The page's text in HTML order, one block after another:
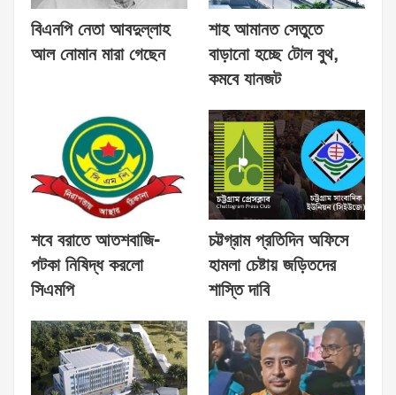
বিএনপি নেতা আবদুল্লাহ
আল নোমান মারা গেছেন
শাহ আমানত সেতুতে
বাড়ানো হচ্ছে টোল বুথ,
কমবে যানজট
শবে বরাতে আতশবাজি-
পটকা নিষিদ্ধ করলো
সিএমপি
চট্টগ্রাম প্রতিদিন অফিসে
হামলা চেষ্টায় জড়িতদের
শাস্তি দাবি